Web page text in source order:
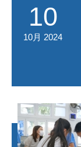
10
10月 2024